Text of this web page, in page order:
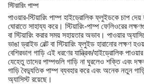
স্টিয়ারিং পাম্প
পাওয়ার-স্টিয়ারিং পাম্প হাইড্রোলিক ফ্লুইডকে চাপ দেয়
ঘোরাতে সাহায্য করে। স্টিয়ারিং-পাম্প ফেলিওরের
বা স্টিয়ারিং করার সময় সহায়তার অভাব। পাওয়ার
ভাঙা ড্রাইভ বেল্ট বা স্টিয়ারিং ফ্লুইড হারানোর লক্ষণ
বেশিরভাগ গাড়ি এই ধরণের যান্ত্রিক/হাইড্রোলিক
যেহেতু তাদের পাম্পগুলি গাড়ি না ঘুরলেও শক্তি এবং
গাড়ি বৈদ্যুতিক পাম্প ব্যবহার করে এবং অনেক নতুন
অ্যাসিস্ট রয়েছে।